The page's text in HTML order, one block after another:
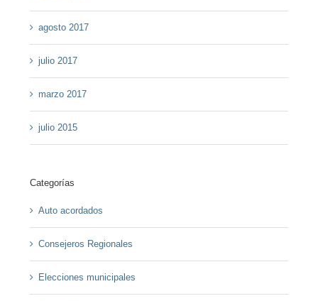
agosto 2017
julio 2017
marzo 2017
julio 2015
Categorías
Auto acordados
Consejeros Regionales
Elecciones municipales